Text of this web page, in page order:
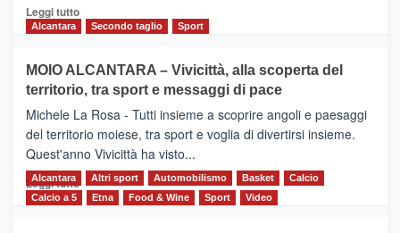
Leggi tuttoLeggi
Torna
la
Supermaratona
dell’Etna
Alcantara Secondo taglio Sport
MOIO ALCANTARA – Vivicittà, alla scoperta del
territorio, tra sport e messaggi di pace
Michele La Rosa - Tutti insieme a scoprire angoli e paesaggi
del territorio moiese, tra sport e voglia di divertirsi insieme.
Quest'anno Vivicittà ha visto...
Leggi tutto Leggi
Alcantara Altri sport Automobilismo Basket
Calcio
Calcio a 5
Etna Food & Wine Sport Video